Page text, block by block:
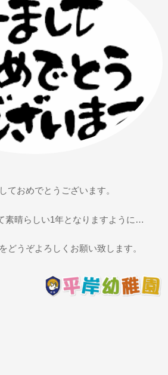
ておめでとうございます。
素晴らしい1年となりますように…
どうぞよろしくお願い致します。